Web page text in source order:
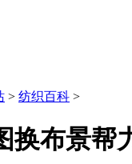
> 纺织百科 >
换布景帮